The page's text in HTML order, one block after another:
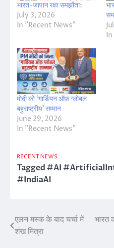
भारत-जापान रक्षा समझौता:
July 3, 2026
In "Recent News"
मोदी को ‘गार्डियन ऑफ़ ग्लोबल
बहुराष्ट्रीय’ सम्मान
June 29, 2026
In "Recent News"
RECENT NEWS
Tagged#AI
#IndiaAI
Post
navigation
एलन मस्क के बाद चर्चा में
शंख मित्रा
भारत